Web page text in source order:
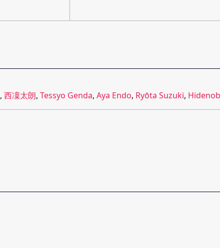
, 西凜太朗, Tessyo Genda, Aya Endo, Ryōta Suzuki,